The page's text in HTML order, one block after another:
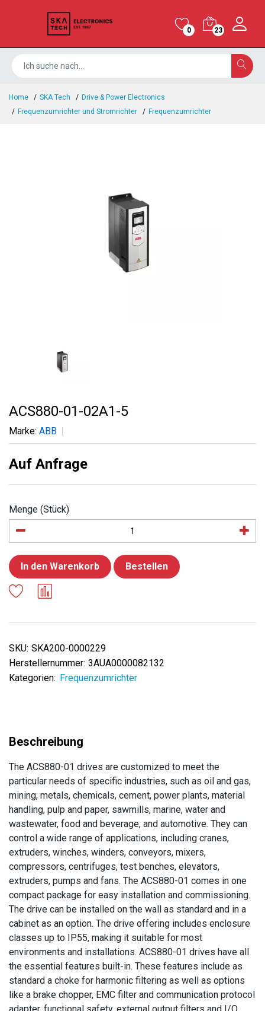
0 23
Home SKA Tech
Drive & Power Electronics
Frequenzumrichter und Stromrichter
Frequenzumrichter
ACS880-01-02A1-5
Marke: ABB
Auf Anfrage
Menge (Stück)
In den Warenkorb Bestellen
SKU: SKA200-0000229
Herstellernummer: 3AUA0000082132
Kategorien: Frequenzumrichter
The ACS880-01 drives are customized to meet the
particular needs of specific industries, such as oil and gas,
mining, metals, chemicals, cement, power plants, material
handling, pulp and paper, sawmills, marine, water and
wastewater, food and beverage, and automotive. They can
control a wide range of applications, including cranes,
extruders, winches, winders, conveyors, mixers,
compressors, centrifuges, test benches, elevators,
extruders, pumps and fans. The ACS880-01 comes in one
compact package for easy installation and commissioning.
The drive can be installed on the wall as standard and in a
cabinet as an option. The drive offering includes enclosure
classes up to IP55, making it suitable for most
environments and installations. ACS880-01 drives have all
the essential features built-in. These features include as
standard a choke for harmonic filtering as well as options
like a brake chopper, EMC filter and communication protocol